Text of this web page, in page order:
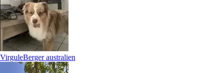
VirguleBerger australien